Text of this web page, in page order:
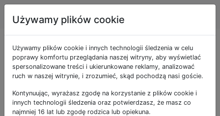
Apple Tagi
Pytania otagowane
jako power-
management
Używamy plików cookie
Używamy plików cookie i innych technologii śledzenia w celu
poprawy komfortu przeglądania naszej witryny, aby wyświetlać
spersonalizowane treści i ukierunkowane reklamy, analizować
ruch w naszej witrynie, i zrozumieć, skąd pochodzą nasi goście.
Kontynuując, wyrażasz zgodę na korzystanie z plików cookie i
innych technologii śledzenia oraz potwierdzasz, że masz co
najmniej 16 lat lub zgodę rodzica lub opiekuna.